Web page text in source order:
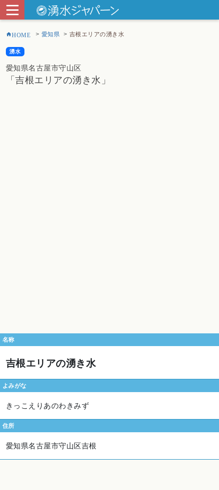
HOME 愛知県 吉根エリアの湧き水
湧水
愛知県名古屋市守山区
「吉根エリアの湧き水」
名称
吉根エリアの湧き水
よみがな
きっこえりあのわきみず
住所
愛知県名古屋市守山区吉根